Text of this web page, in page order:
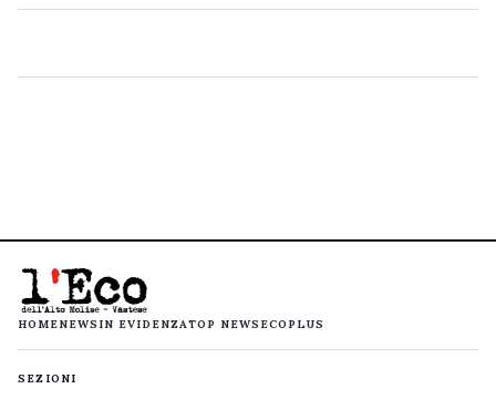
HOMENEWS IN EVIDENZATOP NEWS ECOPLUS
SEZIONI